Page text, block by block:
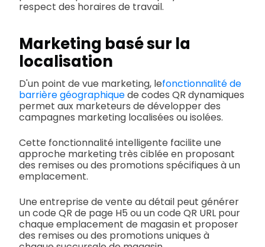
respect des horaires de travail.
Marketing basé sur la
localisation
D'un point de vue marketing, lefonctionnalité de
barrière géographiquede codes QR dynamiques
permet aux marketeurs de développer des
campagnes marketing localisées ou isolées.
Cette fonctionnalité intelligente facilite une
approche marketing très ciblée en proposant
des remises ou des promotions spécifiques à un
emplacement.
Une entreprise de vente au détail peut générer
un code QR de page H5 ou un code QR URL pour
chaque emplacement de magasin et proposer
des remises ou des promotions uniques à